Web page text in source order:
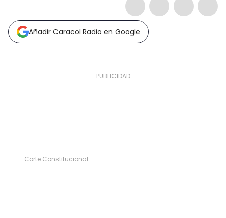
Añadir Caracol Radio en Google
Corte Constitucional